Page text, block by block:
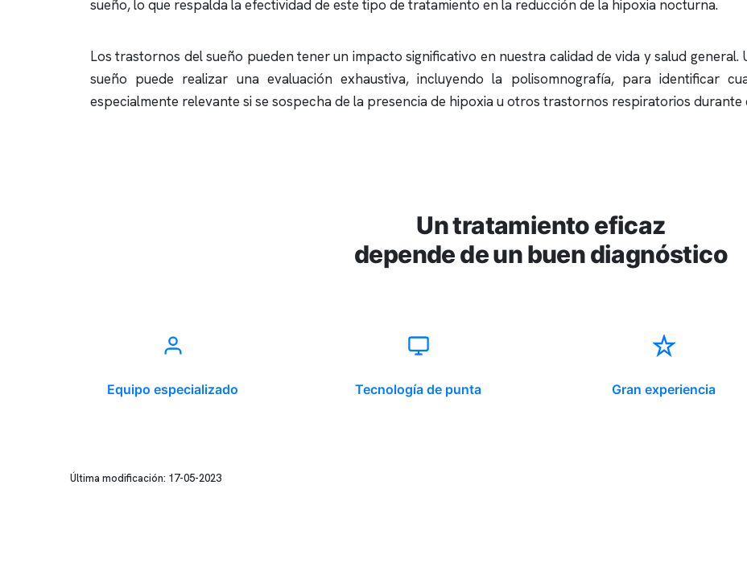
sueño, lo que respalda la efectividad de este tipo de tratamiento en la reducción de la hipoxia nocturna.
Los trastornos del sueño pueden tener un impacto significativo en nuestra calidad de vida y salud general.
sueño puede realizar una evaluación exhaustiva, incluyendo la polisomnografía, para identificar
especialmente relevante si se sospecha de la presencia de hipoxia u otros trastornos respiratorios durante
Un tratamiento eficaz
depende de un buen diagnóstico
Equipo especializado Tecnología de punta Gran experiencia
Última modificación: 17-05-2023